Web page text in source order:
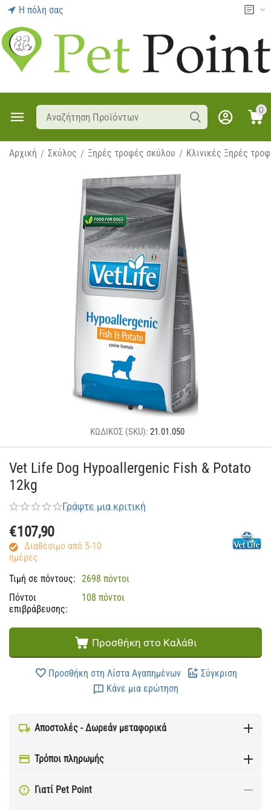
Η πόλη σας
0
Αρχική / Σκύλος / Ξηρές τροφές σκύλου / Κλινικές Ξηρές
ΚΩΔΙΚΟΣ (SKU): 21.01.050
Vet Life Dog Hypoallergenic Fish & Potato
12kg
Γράψτε μια κριτική
€107,90
Διαθέσιμο από 5-10
ημέρες
Τιμή σε πόντους: 2698 πόντοι
Πόντοι
επιβράβευσης:
108 πόντοι
Προσθήκη στο Καλάθι
Προσθήκη στη Λίστα Αγαπημένων
Σύγκριση
Κάνε μια ερώτηση
Αποστολές - Δωρεάν μεταφορικά
Τρόποι πληρωμής
Γιατί Pet Point